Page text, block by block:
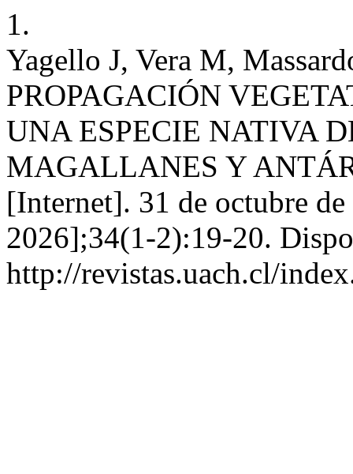
1.
Yagello J, Vera M,
PROPAGACIÓN
UNA ESPECIE NATIVA
MAGALLANES Y
[Internet]. 31 de octubre
2026];34(1-2):19-20.
http://revistas.uach.cl/